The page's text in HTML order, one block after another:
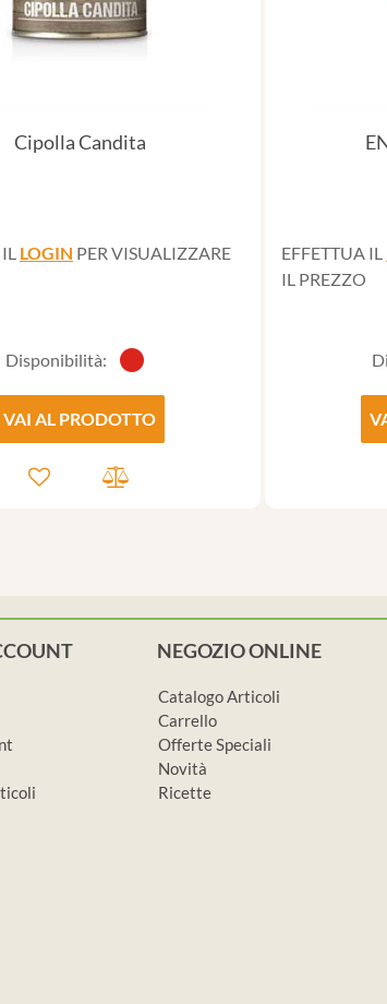
Cipolla Candita
LOGIN PER VISUALIZZARE
Disponibilità:
VAI AL PRODOTTO
EFFETTUA IL
IL PREZZO
NEGOZIO ONLINE
Catalogo Articoli
Carrello
Offerte Speciali
Novità
Ricette